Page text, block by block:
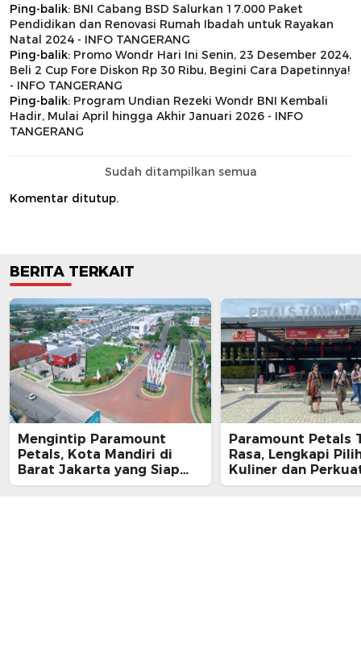
Ping-balik: BNI Cabang BSD Salurkan 17.000 Paket
Pendidikan dan Renovasi Rumah Ibadah untuk Rayakan
Natal 2024 - INFO TANGERANG
Ping-balik: Promo Wondr Hari Ini Senin, 23 Desember 2024,
Beli 2 Cup Fore Diskon Rp 30 Ribu, Begini Cara Dapetinnya!
- INFO TANGERANG
Ping-balik: Program Undian Rezeki Wondr BNI Kembali
Hadir, Mulai April hingga Akhir Januari 2026 - INFO
TANGERANG
Sudah ditampilkan semua
Komentar ditutup.
BERITA TERKAIT
Mengintip Paramount
Petals, Kota Mandiri di
Barat Jakarta yang Siap
Jadi Kota Masa Depan
Paramount Petals
Rasa, Lengkapi
Kuliner dan
bagi Warga dan